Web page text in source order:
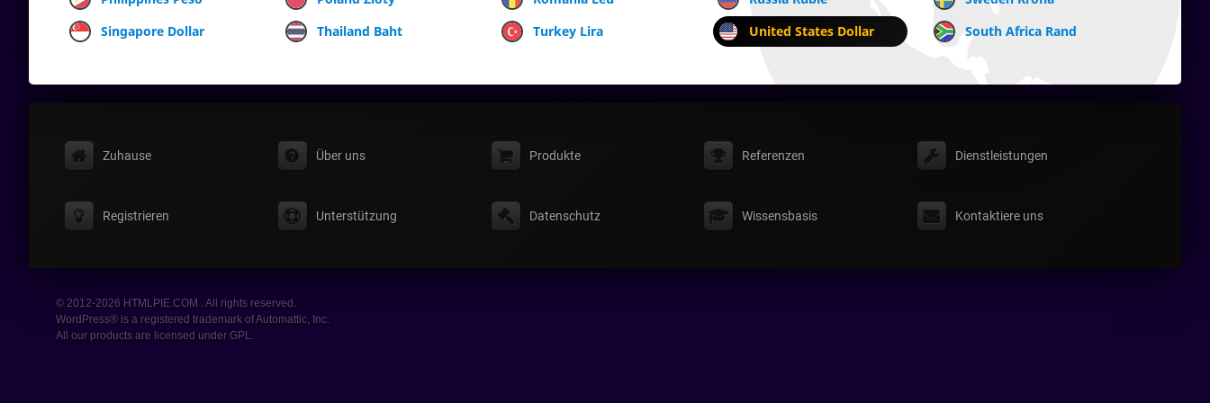
Singapore Dollar
Thailand Baht Turkey Lira United States Dollar South Africa Rand
Zuhause Über uns Produkte Referenzen Dienstleistungen
Registrieren Unterstützung Datenschutz Wissensbasis Kontaktiere uns
© 2012-2026 HTMLPIE.COM . All rights reserved.
WordPress® is a registered trademark of Automattic, Inc.
All our products are licensed under GPL.